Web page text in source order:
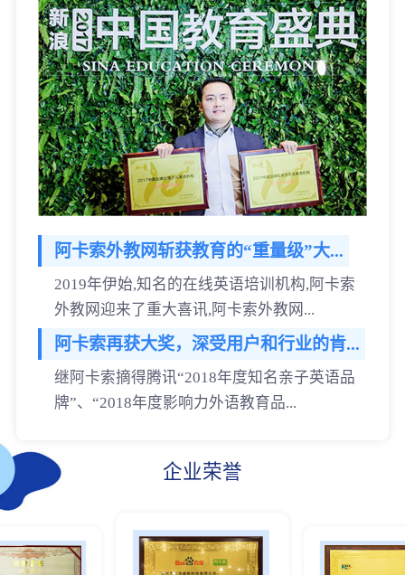
阿卡索外教网斩获教育的“重量级”大...
2019年伊始,知名的在线英语培训机构,阿卡索
外教网迎来了重大喜讯,阿卡索外教网...
阿卡索再获大奖，深受用户和行业的肯...
继阿卡索摘得腾讯“2018年度知名亲子英语品
牌”、“2018年度影响力外语教育品...
企业荣誉